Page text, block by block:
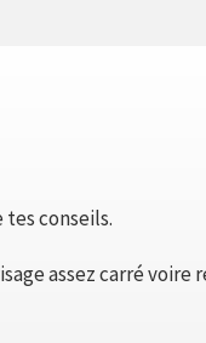
conseils.
assez carré